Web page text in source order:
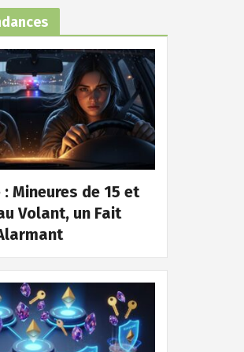
: Mineures de 15 et
Volant, un Fait